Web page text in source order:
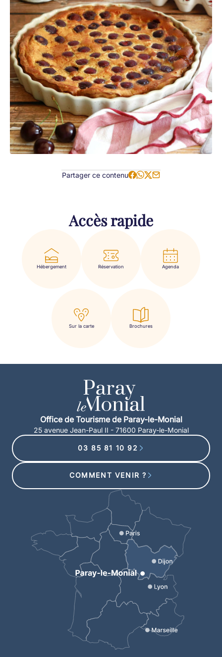
Partager ce contenu
Accès rapide
Hébergement Réservation Agenda
Sur la carte Brochures
Office de Tourisme de Paray-le-Monial
25 avenue Jean-Paul II - 71600 Paray-le-Monial
03 85 81 10 92
COMMENT VENIR ?